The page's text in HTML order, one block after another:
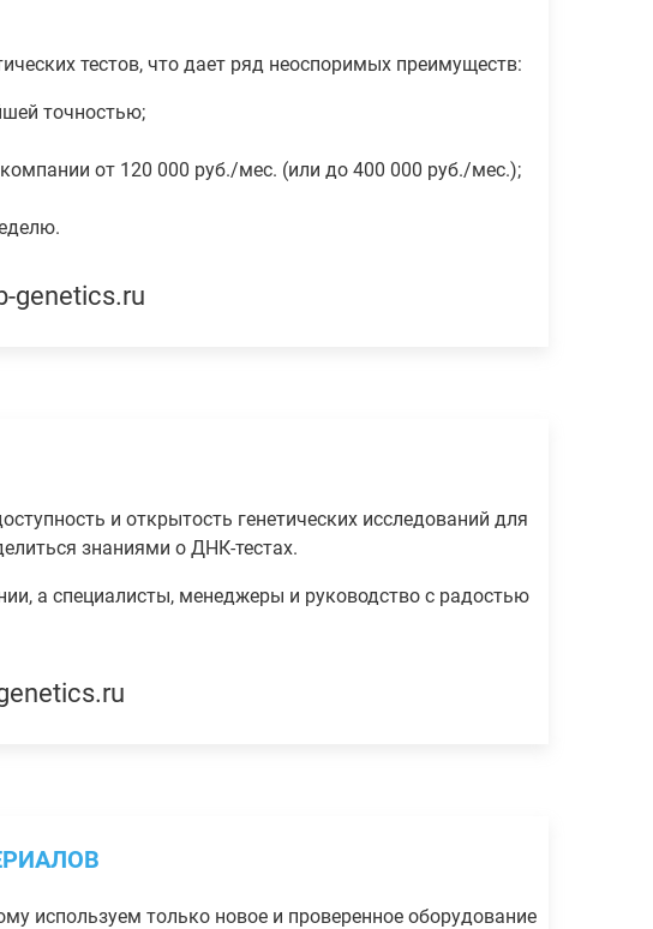
тестов, что дает ряд неоспоримых преимуществ:
точностью;
от 120 000 руб./мес. (или до 400 000 руб./мес.);
genetics.ru
и открытость генетических исследований для
знаниями о ДНК-тестах.
а специалисты, менеджеры и руководство с радостью
используем только новое и проверенное оборудование